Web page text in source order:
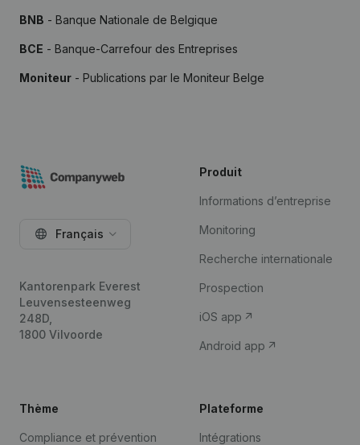
BNB - Banque Nationale de Belgique
BCE - Banque-Carrefour des Entreprises
Moniteur - Publications par le Moniteur Belge
Français
Kantorenpark Everest
Leuvensesteenweg
248D,
1800 Vilvoorde
Produit
Informations d’entreprise
Monitoring
Recherche internationale
Prospection
iOS app
Android app
Thème
Compliance et prévention
Plateforme
Intégrations